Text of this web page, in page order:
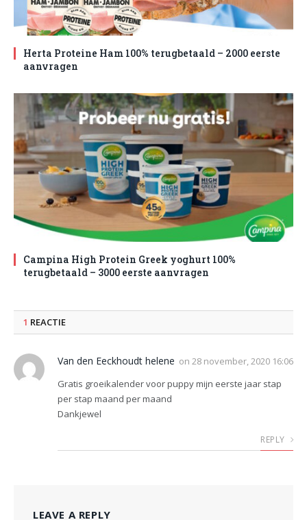
Herta Proteine Ham 100% terugbetaald – 2000 eerste
aanvragen
Campina High Protein Greek yoghurt 100%
terugbetaald – 3000 eerste aanvragen
1 REACTIE
Van den Eeckhoudt helene on 28 november, 2020 16:06
Gratis groeikalender voor puppy mijn eerste jaar stap
per stap maand per maand
Dankjewel
REPLY
LEAVE A REPLY